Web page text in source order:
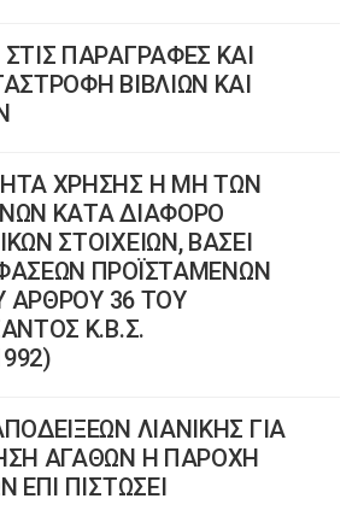
ΠΑΡΑΓΡΑΦΕΣ ΚΑΙ
ΒΙΒΛΙΩΝ ΚΑΙ
ΧΡΗΣΗΣ Η ΜΗ ΤΩΝ
ΚΑΤΑ ΔΙΑΦΟΡΟ
ΣΤΟΙΧΕΙΩΝ, ΒΑΣΕΙ
ΠΡΟΪΣΤΑΜΕΝΩΝ
ΑΡΘΡΟΥ 36 ΤΟΥ
Κ.Β.Σ.
ΛΙΑΝΙΚΗΣ ΓΙΑ
ΑΓΑΘΩΝ Η ΠΑΡΟΧΗ
ΕΠΙ ΠΙΣΤΩΣΕΙ